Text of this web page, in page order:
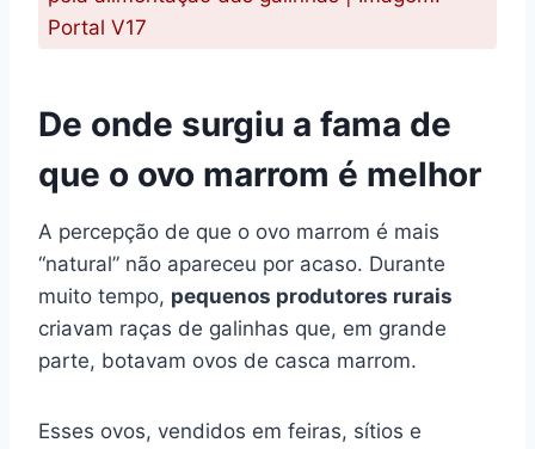
Portal V17
De onde surgiu a fama de
que o ovo marrom é melhor
A percepção de que o ovo marrom é mais
“natural” não apareceu por acaso. Durante
muito tempo, pequenos produtores rurais
criavam raças de galinhas que, em grande
parte, botavam ovos de casca marrom.
Esses ovos, vendidos em feiras, sítios e